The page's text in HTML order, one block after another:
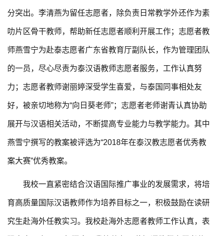
分突出。李清燕为留任志愿者，除负责日常教学外还作为素
叻片区骨干教师，帮助新任志愿者顺利开展工作；志愿者教
师燕雪宁为赴泰志愿者广东省教育厅副队长，作为管理团队
的一员，尽心尽责为泰汉语教师志愿者服务，工作认真努
力；志愿者教师谢丽婷深受学生喜爱，与泰国同事相处友
好，被亲切地称为“向日葵老师”；志愿者老师谢青认真协助
展开与汉语相关活动，不断提高专业能力与教学能力。其中
燕雪宁撰写的教案被评选为“2018年在泰汉教志愿者优秀教
案大赛”优秀教案。
我校一直紧密结合汉语国际推广事业的发展需求，将培
育高质量国际汉语教师作为培养目标之一，积极鼓励在读研
究生赴海外任教实习。我校赴海外志愿者教师工作认真，表